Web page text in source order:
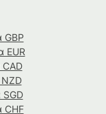
GBP
EUR
CAD
NZD
SGD
CHF